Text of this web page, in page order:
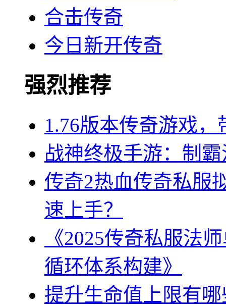
合击传奇
今日新开传奇
强烈推荐
1.76版本传奇游戏
战神终极手游：制
传奇2热血传奇私服
速上手？
《2025传奇私服法
循环体系构建》
提升生命值上限有